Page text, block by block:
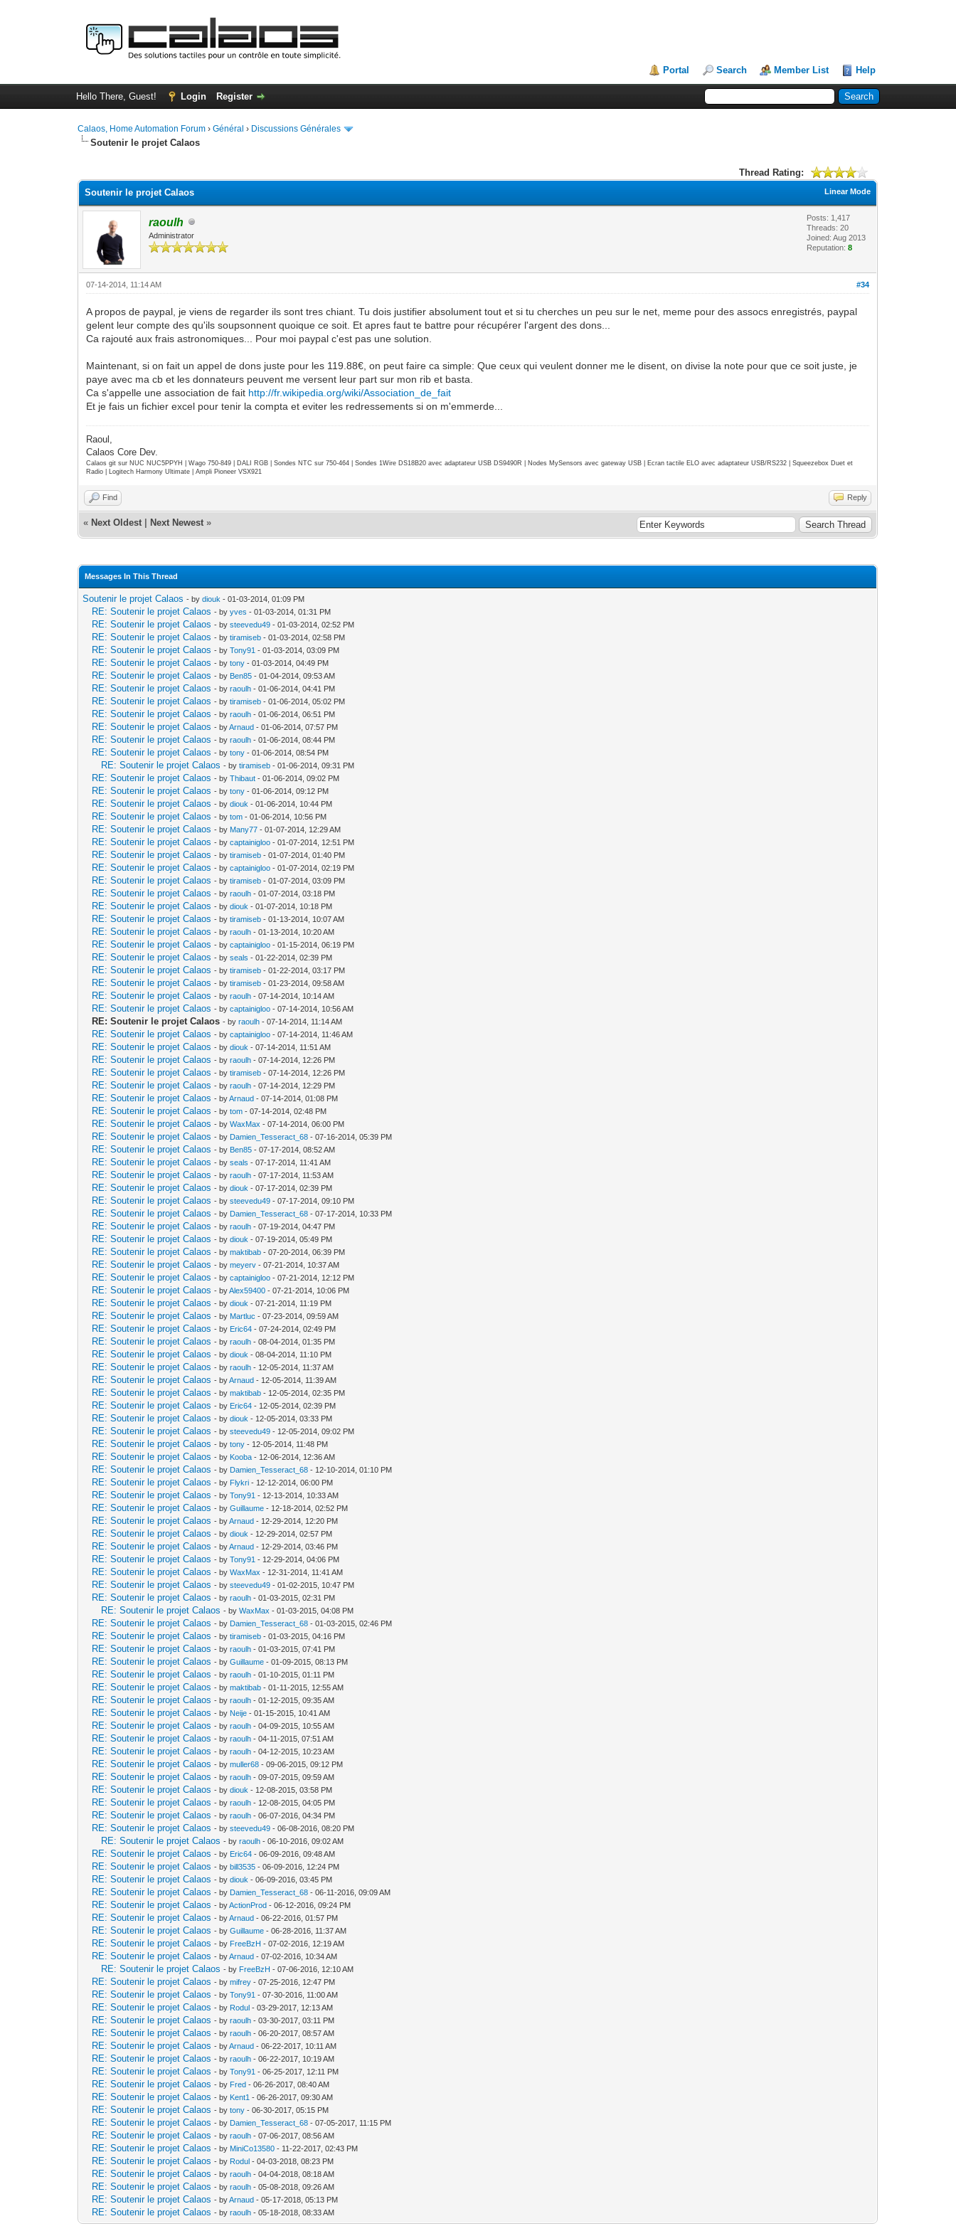
Portal Search Member List Help
Hello There, Guest! Login Register
Calaos, Home Automation Forum ›Général › Discussions Générales
Soutenir le projet Calaos
Thread Rating:
Linear Mode
Soutenir le projet Calaos
raoulh
Administrator
Posts: 1,417
Threads: 20
Joined: Aug 2013
Reputation:8
#34
07-14-2014, 11:14 AM
A propos de paypal, je viens de regarder ils sont tres chiant. Tu dois justifier absolument tout et si tu cherches un peu sur le net, meme pour des assocs enregistrés, paypal
gelent leur compte des qu'ils soupsonnent quoique ce soit. Et apres faut te battre pour récupérer l'argent des dons...
Ca rajouté aux frais astronomiques... Pour moi paypal c'est pas une solution.
Maintenant, si on fait un appel de dons juste pour les 119.88€, on peut faire ca simple: Que ceux qui veulent donner me le disent, on divise la note pour que ce soit juste, je
paye avec ma cb et les donnateurs peuvent me versent leur part sur mon rib et basta.
Ca s'appelle une association de fait http://fr.wikipedia.org/wiki/Association_de_fait
Et je fais un fichier excel pour tenir la compta et eviter les redressements si on m'emmerde...
Raoul,
Calaos Core Dev.
Calaos git sur NUC NUC5PPYH | Wago 750-849 | DALI RGB | Sondes NTC sur 750-464 | Sondes 1Wire DS18B20 avec adaptateur USB DS9490R | Nodes MySensors avec gateway USB | Ecran tactile ELO avec adaptateur USB/RS232 | Squeezebox Duet et
Radio | Logitech Harmony Ultimate | Ampli Pioneer VSX921
Find Reply
« Next Oldest Next Newest »
Messages In This Thread
Soutenir le projet Calaos - bydiouk - 01-03-2014, 01:09 PM
RE: Soutenir le projet Calaos - byyves - 01-03-2014, 01:31 PM
RE: Soutenir le projet Calaos - bysteevedu49 - 01-03-2014, 02:52 PM
RE: Soutenir le projet Calaos - bytiramiseb - 01-03-2014, 02:58 PM
RE: Soutenir le projet Calaos - byTony91 - 01-03-2014, 03:09 PM
RE: Soutenir le projet Calaos - bytony - 01-03-2014, 04:49 PM
RE: Soutenir le projet Calaos - by Ben85 - 01-04-2014, 09:53 AM
RE: Soutenir le projet Calaos - byraoulh - 01-06-2014, 04:41 PM
RE: Soutenir le projet Calaos - bytiramiseb - 01-06-2014, 05:02 PM
RE: Soutenir le projet Calaos - byraoulh - 01-06-2014, 06:51 PM
RE: Soutenir le projet Calaos - byArnaud - 01-06-2014, 07:57 PM
RE: Soutenir le projet Calaos - byraoulh - 01-06-2014, 08:44 PM
RE: Soutenir le projet Calaos - bytony - 01-06-2014, 08:54 PM
RE: Soutenir le projet Calaos - bytiramiseb - 01-06-2014, 09:31 PM
RE: Soutenir le projet Calaos - byThibaut - 01-06-2014, 09:02 PM
RE: Soutenir le projet Calaos - bytony - 01-06-2014, 09:12 PM
RE: Soutenir le projet Calaos - bydiouk - 01-06-2014, 10:44 PM
RE: Soutenir le projet Calaos - bytom - 01-06-2014, 10:56 PM
RE: Soutenir le projet Calaos - by Many77 - 01-07-2014, 12:29 AM
RE: Soutenir le projet Calaos - bycaptainigloo - 01-07-2014, 12:51 PM
RE: Soutenir le projet Calaos - bytiramiseb - 01-07-2014, 01:40 PM
RE: Soutenir le projet Calaos - bycaptainigloo - 01-07-2014, 02:19 PM
RE: Soutenir le projet Calaos - bytiramiseb - 01-07-2014, 03:09 PM
RE: Soutenir le projet Calaos - byraoulh - 01-07-2014, 03:18 PM
RE: Soutenir le projet Calaos - bydiouk - 01-07-2014, 10:18 PM
RE: Soutenir le projet Calaos - bytiramiseb - 01-13-2014, 10:07 AM
RE: Soutenir le projet Calaos - byraoulh - 01-13-2014, 10:20 AM
RE: Soutenir le projet Calaos - bycaptainigloo - 01-15-2014, 06:19 PM
RE: Soutenir le projet Calaos - byseals - 01-22-2014, 02:39 PM
RE: Soutenir le projet Calaos - bytiramiseb - 01-22-2014, 03:17 PM
RE: Soutenir le projet Calaos - bytiramiseb - 01-23-2014, 09:58 AM
RE: Soutenir le projet Calaos - byraoulh - 07-14-2014, 10:14 AM
RE: Soutenir le projet Calaos - bycaptainigloo - 07-14-2014, 10:56 AM
RE: Soutenir le projet Calaos - byraoulh - 07-14-2014, 11:14 AM
RE: Soutenir le projet Calaos - bycaptainigloo - 07-14-2014, 11:46 AM
RE: Soutenir le projet Calaos - bydiouk - 07-14-2014, 11:51 AM
RE: Soutenir le projet Calaos - byraoulh - 07-14-2014, 12:26 PM
RE: Soutenir le projet Calaos - bytiramiseb - 07-14-2014, 12:26 PM
RE: Soutenir le projet Calaos - byraoulh - 07-14-2014, 12:29 PM
RE: Soutenir le projet Calaos - byArnaud - 07-14-2014, 01:08 PM
RE: Soutenir le projet Calaos - bytom - 07-14-2014, 02:48 PM
RE: Soutenir le projet Calaos - byWaxMax - 07-14-2014, 06:00 PM
RE: Soutenir le projet Calaos - by Damien_Tesseract_68 - 07-16-2014, 05:39 PM
RE: Soutenir le projet Calaos - by Ben85 - 07-17-2014, 08:52 AM
RE: Soutenir le projet Calaos - byseals - 07-17-2014, 11:41 AM
RE: Soutenir le projet Calaos - byraoulh - 07-17-2014, 11:53 AM
RE: Soutenir le projet Calaos - bydiouk - 07-17-2014, 02:39 PM
RE: Soutenir le projet Calaos - bysteevedu49 - 07-17-2014, 09:10 PM
RE: Soutenir le projet Calaos - by Damien_Tesseract_68 - 07-17-2014, 10:33 PM
RE: Soutenir le projet Calaos - byraoulh - 07-19-2014, 04:47 PM
RE: Soutenir le projet Calaos - bydiouk - 07-19-2014, 05:49 PM
RE: Soutenir le projet Calaos - bymaktibab - 07-20-2014, 06:39 PM
RE: Soutenir le projet Calaos - bymeyerv - 07-21-2014, 10:37 AM
RE: Soutenir le projet Calaos - bycaptainigloo - 07-21-2014, 12:12 PM
RE: Soutenir le projet Calaos - byAlex59400 - 07-21-2014, 10:06 PM
RE: Soutenir le projet Calaos - bydiouk - 07-21-2014, 11:19 PM
RE: Soutenir le projet Calaos - by Martluc - 07-23-2014, 09:59 AM
RE: Soutenir le projet Calaos - by Eric64 - 07-24-2014, 02:49 PM
RE: Soutenir le projet Calaos - byraoulh - 08-04-2014, 01:35 PM
RE: Soutenir le projet Calaos - bydiouk - 08-04-2014, 11:10 PM
RE: Soutenir le projet Calaos - byraoulh - 12-05-2014, 11:37 AM
RE: Soutenir le projet Calaos - byArnaud - 12-05-2014, 11:39 AM
RE: Soutenir le projet Calaos - bymaktibab - 12-05-2014, 02:35 PM
RE: Soutenir le projet Calaos - by Eric64 - 12-05-2014, 02:39 PM
RE: Soutenir le projet Calaos - bydiouk - 12-05-2014, 03:33 PM
RE: Soutenir le projet Calaos - bysteevedu49 - 12-05-2014, 09:02 PM
RE: Soutenir le projet Calaos - bytony - 12-05-2014, 11:48 PM
RE: Soutenir le projet Calaos - by Kooba - 12-06-2014, 12:36 AM
RE: Soutenir le projet Calaos - by Damien_Tesseract_68 - 12-10-2014, 01:10 PM
RE: Soutenir le projet Calaos - by Flykri - 12-12-2014, 06:00 PM
RE: Soutenir le projet Calaos - byTony91 - 12-13-2014, 10:33 AM
RE: Soutenir le projet Calaos - byGuillaume - 12-18-2014, 02:52 PM
RE: Soutenir le projet Calaos - byArnaud - 12-29-2014, 12:20 PM
RE: Soutenir le projet Calaos - bydiouk - 12-29-2014, 02:57 PM
RE: Soutenir le projet Calaos - byArnaud - 12-29-2014, 03:46 PM
RE: Soutenir le projet Calaos - byTony91 - 12-29-2014, 04:06 PM
RE: Soutenir le projet Calaos - byWaxMax - 12-31-2014, 11:41 AM
RE: Soutenir le projet Calaos - bysteevedu49 - 01-02-2015, 10:47 PM
RE: Soutenir le projet Calaos - byraoulh - 01-03-2015, 02:31 PM
RE: Soutenir le projet Calaos - byWaxMax - 01-03-2015, 04:08 PM
RE: Soutenir le projet Calaos - by Damien_Tesseract_68 - 01-03-2015, 02:46 PM
RE: Soutenir le projet Calaos - bytiramiseb - 01-03-2015, 04:16 PM
RE: Soutenir le projet Calaos - byraoulh - 01-03-2015, 07:41 PM
RE: Soutenir le projet Calaos - byGuillaume - 01-09-2015, 08:13 PM
RE: Soutenir le projet Calaos - byraoulh - 01-10-2015, 01:11 PM
RE: Soutenir le projet Calaos - bymaktibab - 01-11-2015, 12:55 AM
RE: Soutenir le projet Calaos - byraoulh - 01-12-2015, 09:35 AM
RE: Soutenir le projet Calaos - by Neije - 01-15-2015, 10:41 AM
RE: Soutenir le projet Calaos - byraoulh - 04-09-2015, 10:55 AM
RE: Soutenir le projet Calaos - byraoulh - 04-11-2015, 07:51 AM
RE: Soutenir le projet Calaos - byraoulh - 04-12-2015, 10:23 AM
RE: Soutenir le projet Calaos - bymuller68 - 09-06-2015, 09:12 PM
RE: Soutenir le projet Calaos - byraoulh - 09-07-2015, 09:59 AM
RE: Soutenir le projet Calaos - bydiouk - 12-08-2015, 03:58 PM
RE: Soutenir le projet Calaos - byraoulh - 12-08-2015, 04:05 PM
RE: Soutenir le projet Calaos - byraoulh - 06-07-2016, 04:34 PM
RE: Soutenir le projet Calaos - bysteevedu49 - 06-08-2016, 08:20 PM
RE: Soutenir le projet Calaos - byraoulh - 06-10-2016, 09:02 AM
RE: Soutenir le projet Calaos - by Eric64 - 06-09-2016, 09:48 AM
RE: Soutenir le projet Calaos - bybill3535 - 06-09-2016, 12:24 PM
RE: Soutenir le projet Calaos - bydiouk - 06-09-2016, 03:45 PM
RE: Soutenir le projet Calaos - by Damien_Tesseract_68 - 06-11-2016, 09:09 AM
RE: Soutenir le projet Calaos - byActionProd - 06-12-2016, 09:24 PM
RE: Soutenir le projet Calaos - byArnaud - 06-22-2016, 01:57 PM
RE: Soutenir le projet Calaos - byGuillaume - 06-28-2016, 11:37 AM
RE: Soutenir le projet Calaos - by FreeBzH - 07-02-2016, 12:19 AM
RE: Soutenir le projet Calaos - byArnaud - 07-02-2016, 10:34 AM
RE: Soutenir le projet Calaos - by FreeBzH - 07-06-2016, 12:10 AM
RE: Soutenir le projet Calaos - bymifrey - 07-25-2016, 12:47 PM
RE: Soutenir le projet Calaos - byTony91 - 07-30-2016, 11:00 AM
RE: Soutenir le projet Calaos - by Rodul - 03-29-2017, 12:13 AM
RE: Soutenir le projet Calaos - byraoulh - 03-30-2017, 03:11 PM
RE: Soutenir le projet Calaos - byraoulh - 06-20-2017, 08:57 AM
RE: Soutenir le projet Calaos - byArnaud - 06-22-2017, 10:11 AM
RE: Soutenir le projet Calaos - byraoulh - 06-22-2017, 10:19 AM
RE: Soutenir le projet Calaos - byTony91 - 06-25-2017, 12:11 PM
RE: Soutenir le projet Calaos - by Fred - 06-26-2017, 08:40 AM
RE: Soutenir le projet Calaos - by Kent1 - 06-26-2017, 09:30 AM
RE: Soutenir le projet Calaos - bytony - 06-30-2017, 05:15 PM
RE: Soutenir le projet Calaos - by Damien_Tesseract_68 - 07-05-2017, 11:15 PM
RE: Soutenir le projet Calaos - byraoulh - 07-06-2017, 08:56 AM
RE: Soutenir le projet Calaos - by MiniCo13580 - 11-22-2017, 02:43 PM
RE: Soutenir le projet Calaos - by Rodul - 04-03-2018, 08:23 PM
RE: Soutenir le projet Calaos - byraoulh - 04-04-2018, 08:18 AM
RE: Soutenir le projet Calaos - byraoulh - 05-08-2018, 09:26 AM
RE: Soutenir le projet Calaos - byArnaud - 05-17-2018, 05:13 PM
RE: Soutenir le projet Calaos - byraoulh - 05-18-2018, 08:33 AM